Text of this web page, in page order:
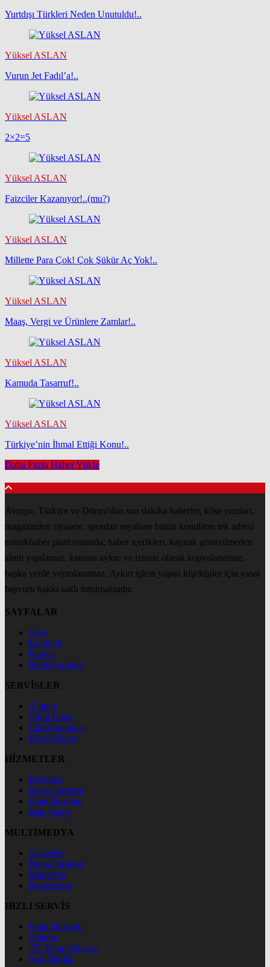
Yurtdışı Türkleri Neden Unutuldu!..
Yüksel ASLAN
Vurun Jet Fadıl’a!..
Yüksel ASLAN
2×2=5
Yüksel ASLAN
Faizciler Kazanıyor!..(mu?)
Yüksel ASLAN
Millette Para Çok! Çok Şükür Aç Yok!..
Yüksel ASLAN
Maaş, Vergi ve Ürünlere Zamlar!..
Yüksel ASLAN
Kamuda Tasarruf!..
Yüksel ASLAN
Türkiye’nin İhmal Ettiği Konu!..
Daha Fazla Haber Yükle
Avrupa, Türkiye ve Dünya'dan son dakika haberler, köşe yazıları,
magazinden siyasete, spordan seyahate bütün konuların tek adresi
euturkhaber platformunda; haber içerikleri, kaynak gösterilmeden
alıntı yapılamaz, kanuna aykırı ve izinsiz olarak kopyalanamaz,
başka yerde yayınlanamaz. Aykırı işlem yapan kişi/kişiler için yasal
başvuru hakkı saklı tutulmaktadır.
SAYFALAR
Giriş
Kayıt Ol
Künye
Haber Gönder
SERVİSLER
Altınlar
Canlı Borsa
Canlı Sonuçlar
Döviz Detay
HİZMETLER
Dövizler
Hava Durumu
Puan Durumu
Maç Detay
MULTİMEDYA
Gazeteler
Hava Durumu
Manşetler
Haberlerim
HIZLI SERVİS
Puan Durumu
Sinema
TV Yayın Akışları
Son Dakika